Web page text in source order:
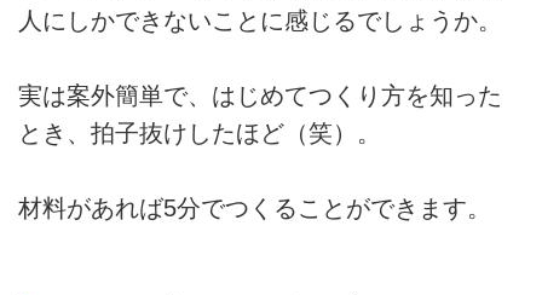
人にしかできないことに感じるでしょうか。
実は案外簡単で、はじめてつくり方を知った
とき、拍子抜けしたほど（笑）。
材料があれば5分でつくることができます。